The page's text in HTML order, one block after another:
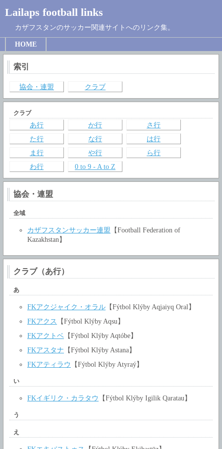
Lailaps football links
カザフスタンのサッカー関連サイトへのリンク集。
HOME
索引
協会・連盟 クラブ
クラブ
あ行 か行
さ行
た行
な行
は行
ま行
や行
ら行
わ行
0 to 9 - A to Z
協会・連盟
全域
カザフスタンサッカー連盟 【Football Federation of
Kazakhstan】
クラブ（あ行）
あ
FKアクジャイク・オラル 【Fýtbol Klýby Aqjaiyq Oral】
FKアクス
【Fýtbol Klýby Aqsu】
FKアクトベ 【Fýtbol Klýby Aqtóbe】
FKアスタナ 【Fýtbol Klýby Astana】
FKアティラウ
【Fýtbol Klýby Atyraý】
い
FKイギリク・カラタウ 【Fýtbol Klýby Igilik Qaratau】
う
え